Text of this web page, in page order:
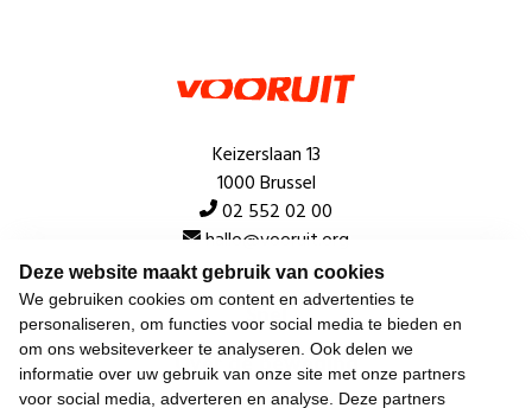
Deze website maakt gebruik van cookies
We gebruiken cookies om content en advertenties te
personaliseren, om functies voor social media te bieden en
om ons websiteverkeer te analyseren. Ook delen we
informatie over uw gebruik van onze site met onze partners
voor social media, adverteren en analyse. Deze partners
Keizerslaan 13
1000 Brussel
02 552 02 00
hallo@vooruit.org
Snel
Over de beweging